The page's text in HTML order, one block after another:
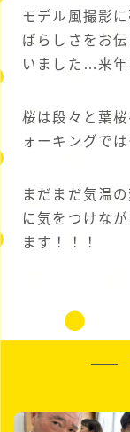
モデル風撮影
ばらしさをお
いました…来年
桜は段々と葉
ォーキングで
まだまだ気温
に気をつけな
ます！！！